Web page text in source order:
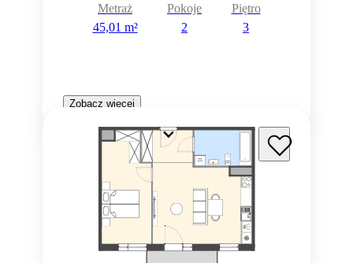
Metraż
45,01 m²
Pokoje
2
Piętro
3
Zobacz więcej